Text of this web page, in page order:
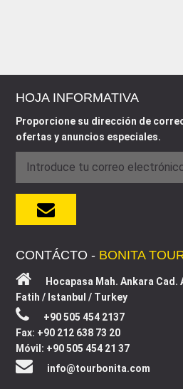
HOJA INFORMATIVA
Proporcione su dirección de
ofertas y anuncios especiales.
CONTÁCTO - BONITA
Hocapasa Mah. Ankara Cad.
Fatih / Istanbul / Turkey
+90 505 454 2137
Fax: +90 212 638 73 20
Móvil: +90 505 454 21 37
info@tourbonita.com